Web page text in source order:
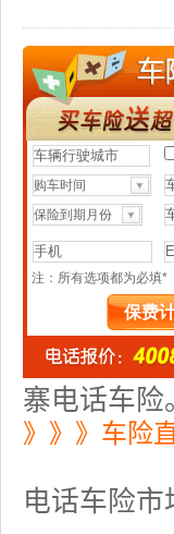
寨电话车险
》》》车险
电话车险市